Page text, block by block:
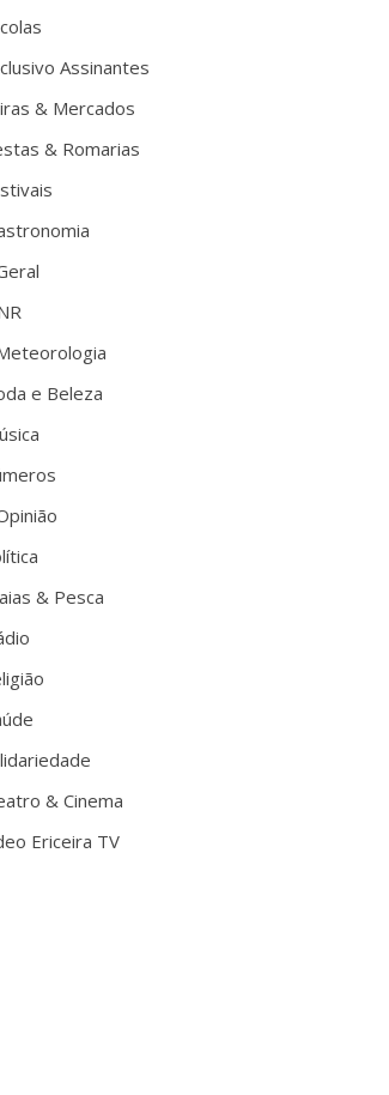
Assinantes
& Mercados
& Romarias
e Beleza
& Pesca
& Cinema
Ericeira TV